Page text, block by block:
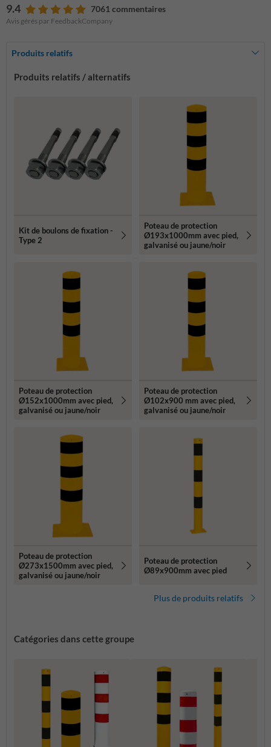
9.4 7061 commentaires
Avis gérés par FeedbackCompany
Produits relatifs
Produits relatifs / alternatifs
Kit de boulons de fixation -
Type 2
Poteau de protection
Ø193x1000mm avec pied,
galvanisé ou jaune/noir
Poteau de protection
Ø152x1000mm avec pied,
galvanisé ou jaune/noir
Poteau de protection
Ø102x900 mm avec pied,
galvanisé ou jaune/noir
Poteau de protection
Ø273x1500mm avec pied,
galvanisé ou jaune/noir
Poteau de protection
Ø89x900mm avec pied
Plus de produits relatifs
Catégories dans cette groupe